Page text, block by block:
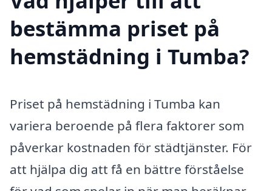
bestämma priset på
hemstädning i Tumba?
Priset på hemstädning i Tumba kan
variera beroende på flera faktorer som
påverkar kostnaden för städtjänster. För
att hjälpa dig att få en bättre förståelse